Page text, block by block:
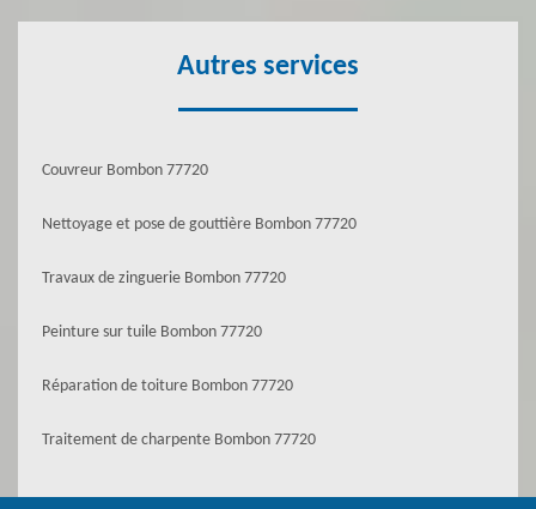
Autres services
Couvreur Bombon 77720
Nettoyage et pose de gouttière Bombon 77720
Travaux de zinguerie Bombon 77720
Peinture sur tuile Bombon 77720
Réparation de toiture Bombon 77720
Traitement de charpente Bombon 77720